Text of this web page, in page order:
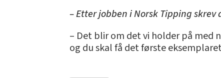
– Etter jobben i Norsk Tipping
– Det blir om det vi holder på med
og du skal få det første